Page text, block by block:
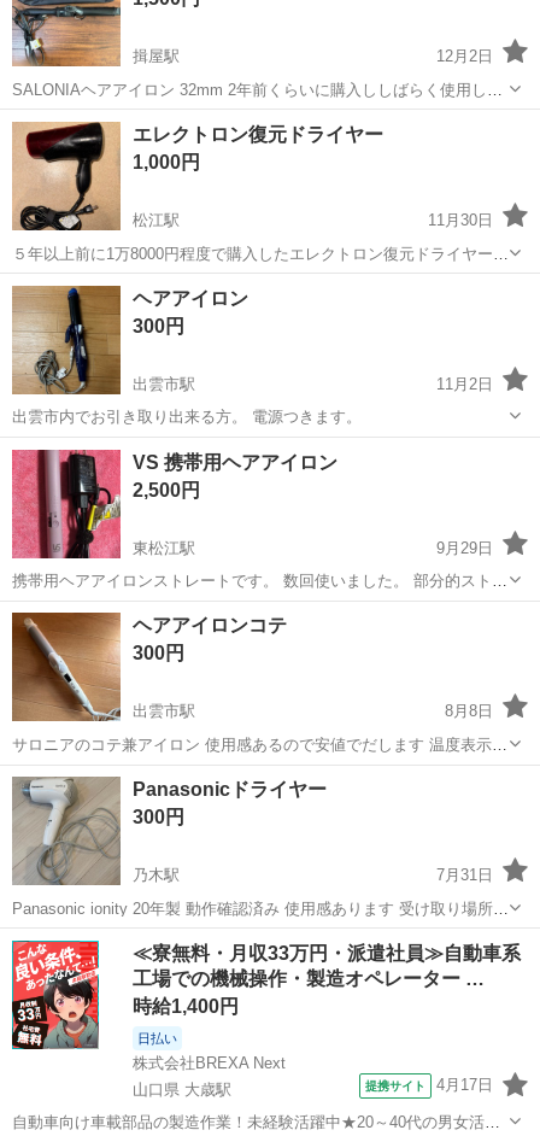
揖屋駅
12月2日
SALONIAヘアアイロン 32mm 2年前くらいに購入ししばらく使用して
いました
島根 松江市 揖屋駅 美容家電 SALONIA
エレクトロン復元ドライヤー
1,000円
松江駅
11月30日
５年以上前に1万8000円程度で購入したエレクトロン復元ドライヤーで
す。髪を乾かすのに問題はありませんが、プラスチックの経年劣化で
ベタつきがあります。それでも宜しければご連絡お待ちしていますm(_
_)m
島根 松江市 松江駅
ヘアアイロン
300円
出雲市駅
11月2日
出雲市内でお引き取り出来る方。 電源つきます。
島根 出雲市 出雲市駅 美容家電
VS 携帯用ヘアアイロン
2,500円
東松江駅
9月29日
携帯用ヘアアイロンストレートです。 数回使いました。 部分的ストレ
ートアレンジに便利です。 よろしくお願いします🍀.*
島根 松江市 東松江駅
ヘアアイロンコテ
300円
出雲市駅
8月8日
サロニアのコテ兼アイロン 使用感あるので安値でだします 温度表示が
一部されないですが使用には問題ないとおもいます！
島根 出雲市 美容家電
Panasonicドライヤー
300円
乃木駅
7月31日
Panasonic ionity 20年製 動作確認済み 使用感あります 受け取り場所や
日時ご相談ください。
島根 松江市 乃木駅 美容家電 Panasonic
≪寮無料・月収33万円・派遣社員≫自動車系
工場での機械操作・製造オペレーター …
時給1,400円
日払い
株式会社BREXA Next
山口県 大歳駅
提携サイト 4月17日
自動車向け車載部品の製造作業！未経験活躍中★20～40代の男女活躍